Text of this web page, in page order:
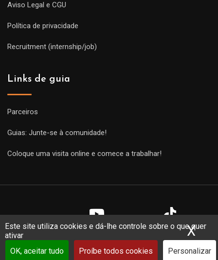
Este site utiliza cookies e dá-lhe controle sobre o que quer
ativar
OK, aceitar tudo
Proíbe todos cookies Personalizar
X
Aviso Legal e CGU
Política de privacidade
Recruitment (internship/job)
Links de guia
Parceiros
Guias: Junte-se à comunidade!
Coloque uma visita online e comece a trabalhar!
Copyright Guides 2021. Tous droits réservés.
Développement
web sur mesurepar iSoluce